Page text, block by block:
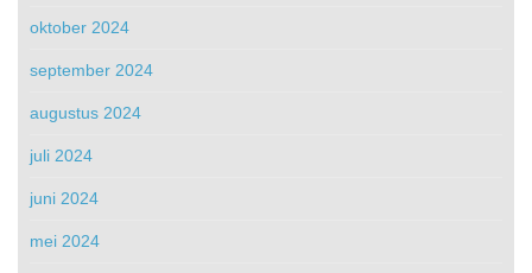
oktober 2024
september 2024
augustus 2024
juli 2024
juni 2024
mei 2024